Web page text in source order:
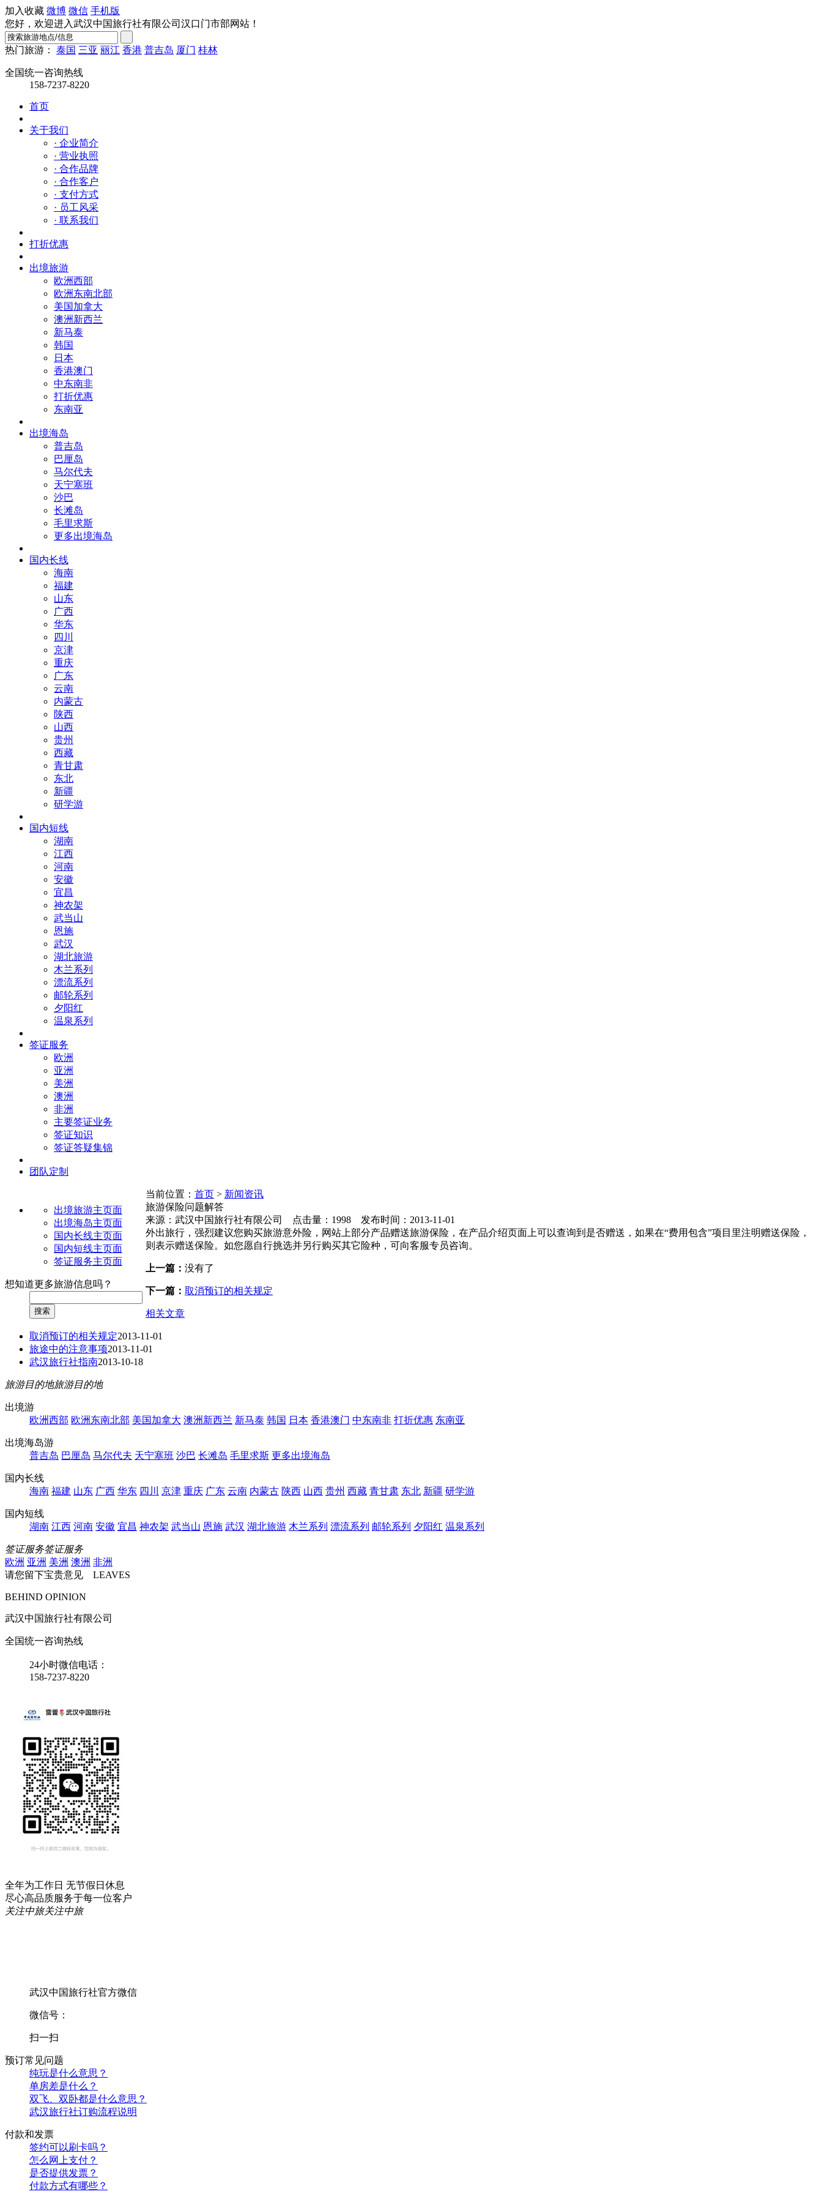
加入收藏 微博 微信 手机版
您好，欢迎进入武汉中国旅行社有限公司汉口门市部网站！
热门旅游： 泰国 三亚 丽江 香港 普吉岛 厦门 桂林
全国统一咨询热线
158-7237-8220
首页
关于我们
· 企业简介
· 营业执照
· 合作品牌
· 合作客户
· 支付方式
· 员工风采
· 联系我们
打折优惠
出境旅游
欧洲西部
欧洲东南北部
美国加拿大
澳洲新西兰
新马泰
韩国
日本
香港澳门
中东南非
打折优惠
东南亚
出境海岛
普吉岛
巴厘岛
马尔代夫
天宁塞班
沙巴
长滩岛
毛里求斯
更多出境海岛
国内长线
海南
福建
山东
广西
华东
四川
京津
重庆
广东
云南
内蒙古
陕西
山西
贵州
西藏
青甘肃
东北
新疆
研学游
国内短线
湖南
江西
河南
安徽
宜昌
神农架
武当山
恩施
武汉
湖北旅游
木兰系列
漂流系列
邮轮系列
夕阳红
温泉系列
签证服务
欧洲
亚洲
美洲
澳洲
非洲
主要签证业务
签证知识
签证答疑集锦
团队定制
出境旅游主页面
出境海岛主页面
国内长线主页面
国内短线主页面
签证服务主页面
想知道更多旅游信息吗？
搜索
当前位置： 首页 > 新闻资讯
旅游保险问题解答
来源： 武汉中国旅行社有限公司 点击量： 1998 发布时间： 2013-11-01
外出旅行，强烈建议您购买旅游意外险，网站上部分产品赠送旅游保险，在产品介绍页面上可以查询到是否赠送，如果在“费用包含”项目里注明赠送保险，
则表示赠送保险。如您愿自行挑选并另行购买其它险种，可向客服专员咨询。
上一篇： 没有了
下一篇： 取消预订的相关规定
相关文章
取消预订的相关规定2013-11-01
旅途中的注意事项2013-11-01
武汉旅行社指南2013-10-18
旅游目的地旅游目的地
出境游
欧洲西部 欧洲东南北部 美国加拿大 澳洲新西兰 新马泰 韩国 日本 香港澳门 中东南非 打折优惠 东南亚
出境海岛游
普吉岛 巴厘岛 马尔代夫 天宁塞班 沙巴 长滩岛 毛里求斯 更多出境海岛
国内长线
海南 福建 山东 广西 华东 四川 京津 重庆 广东 云南 内蒙古 陕西 山西 贵州 西藏 青甘肃 东北 新疆 研学游
国内短线
湖南 江西 河南 安徽 宜昌 神农架 武当山 恩施 武汉 湖北旅游 木兰系列 漂流系列 邮轮系列 夕阳红 温泉系列
签证服务签证服务
欧洲 亚洲 美洲 澳洲 非洲
请您留下宝贵意见 LEAVES
BEHIND OPINION
武汉中国旅行社有限公司
全国统一咨询热线
24小时微信电话：
158-7237-8220
全年为工作日 无节假日休息
尽心高品质服务于每一位客户
关注中旅关注中旅
武汉中国旅行社官方微信
微信号：
扫一扫
预订常见问题
纯玩是什么意思？
单房差是什么？
双飞、双卧都是什么意思？
武汉旅行社订购流程说明
付款和发票
签约可以刷卡吗？
怎么网上支付？
是否提供发票？
付款方式有哪些？